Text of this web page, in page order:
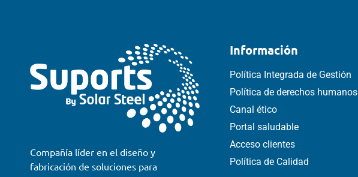
Compañía líder en el diseño y
fabricación de soluciones para
Información
Política Integrada de Gestión
Política de derechos humanos
Canal ético
Portal saludable
Acceso clientes
Política de Calidad